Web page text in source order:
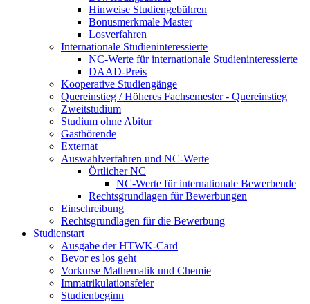
Hinweise Studiengebühren
Bonusmerkmale Master
Losverfahren
Internationale Studieninteressierte
NC-Werte für internationale Studieninteressierte
DAAD-Preis
Kooperative Studiengänge
Quereinstieg / Höheres Fachsemester - Quereinstieg
Zweitstudium
Studium ohne Abitur
Gasthörende
Externat
Auswahlverfahren und NC-Werte
Örtlicher NC
NC-Werte für internationale Bewerbende
Rechtsgrundlagen für Bewerbungen
Einschreibung
Rechtsgrundlagen für die Bewerbung
Studienstart
Ausgabe der HTWK-Card
Bevor es los geht
Vorkurse Mathematik und Chemie
Immatrikulationsfeier
Studienbeginn